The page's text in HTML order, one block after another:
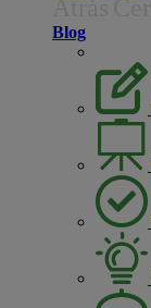
Blog